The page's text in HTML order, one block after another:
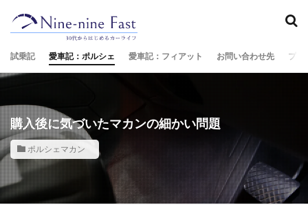
試乗記 愛車記：ポルシェ 愛車記：フィアット お問い合わせ先 プロ
購入後に気づいたマカンの細かい問題
ポルシェマカン